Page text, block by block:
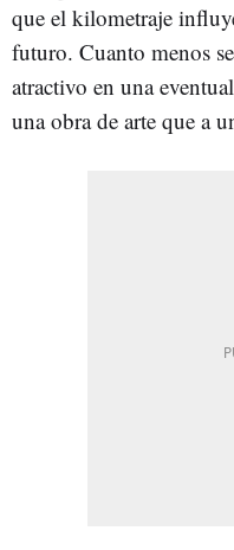
que el kilometraje
futuro. Cuanto menos
atractivo en una
una obra de arte que a